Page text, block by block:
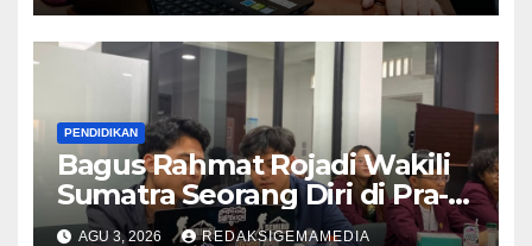
Magister Manajemen IIB
Darmajaya
PENDIDIKAN
Bagus Rahmat Rojadi Wakili
Sumatra Seorang Diri di Pra-
TKMDII Universitas Indonesia
AGU 3, 2026 REDAKSIGEMAMEDIA